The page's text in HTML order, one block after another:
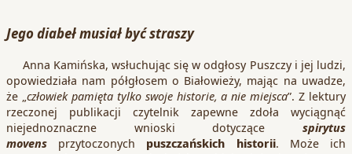
Jego diabeł musiał być straszy
Anna Kamińska, wsłuchując się w odgłosy Puszczy i jej ludzi,
opowiedziała nam półgłosem o Białowieży, mając na uwadze,
że „człowiek pamięta tylko swoje historie, a nie miejsca”. Z lektury
rzeczonej publikacji czytelnik zapewne zdoła wyciągnąć
niejednoznaczne wnioski dotyczące spirytus
movens przytoczonych puszczańskich historii. Może ich